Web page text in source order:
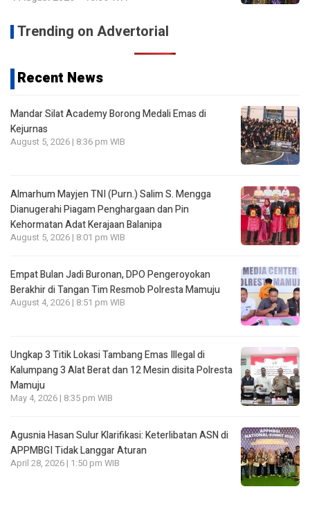
Trending on Advertorial
Recent News
Mandar Silat Academy Borong Medali Emas di
Kejurnas
August 5, 2026 | 8:36 pm WIB
Almarhum Mayjen TNI (Purn.) Salim S. Mengga
Dianugerahi Piagam Penghargaan dan Pin
Kehormatan Adat Kerajaan Balanipa
August 5, 2026 | 8:01 pm WIB
Empat Bulan Jadi Buronan, DPO Pengeroyokan
Berakhir di Tangan Tim Resmob Polresta Mamuju
August 4, 2026 | 8:51 pm WIB
Ungkap 3 Titik Lokasi Tambang Emas Illegal di
Kalumpang 3 Alat Berat dan 12 Mesin disita Polresta
Mamuju
May 4, 2026 | 8:35 pm WIB
Agusnia Hasan Sulur Klarifikasi: Keterlibatan ASN di
APPMBGI Tidak Langgar Aturan
April 28, 2026 | 1:50 pm WIB